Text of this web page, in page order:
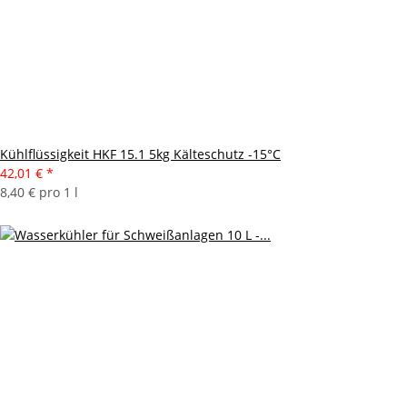
Kühlflüssigkeit HKF 15.1 5kg Kälteschutz -15°C
42,01 € *
8,40 € pro 1 l